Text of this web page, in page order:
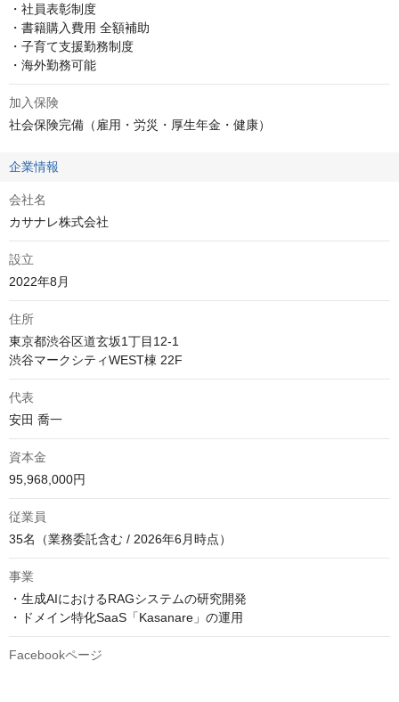
・社員表彰制度
・書籍購入費用 全額補助
・子育て支援勤務制度
・海外勤務可能
加入保険
社会保険完備（雇用・労災・厚生年金・健康）
企業情報
会社名
カサナレ株式会社
設立
2022年8月
住所
東京都渋谷区道玄坂1丁目12-1
渋谷マークシティWEST棟 22F
代表
安田 喬一
資本金
95,968,000円
従業員
35名（業務委託含む / 2026年6月時点）
事業
・生成AIにおけるRAGシステムの研究開発
・ドメイン特化SaaS「Kasanare」の運用
Facebookページ